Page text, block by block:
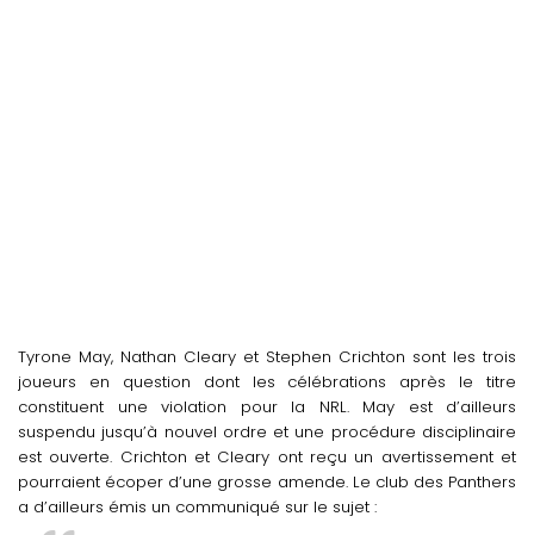
Tyrone May, Nathan Cleary et Stephen Crichton sont les trois
joueurs en question dont les célébrations après le titre
constituent une violation pour la NRL. May est d’ailleurs
suspendu jusqu’à nouvel ordre et une procédure disciplinaire
est ouverte. Crichton et Cleary ont reçu un avertissement et
pourraient écoper d’une grosse amende. Le club des Panthers
a d’ailleurs émis un communiqué sur le sujet :